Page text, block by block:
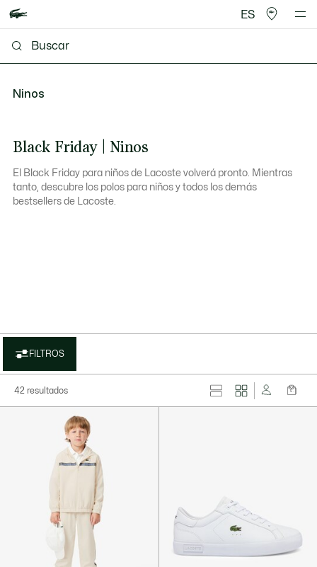
ES
Ninos
Black Friday | Ninos
El Black Friday para niños de Lacoste volverá pronto. Mientras
tanto, descubre los polos para niños y todos los demás
bestsellers de Lacoste.
FILTROS
42 resultados